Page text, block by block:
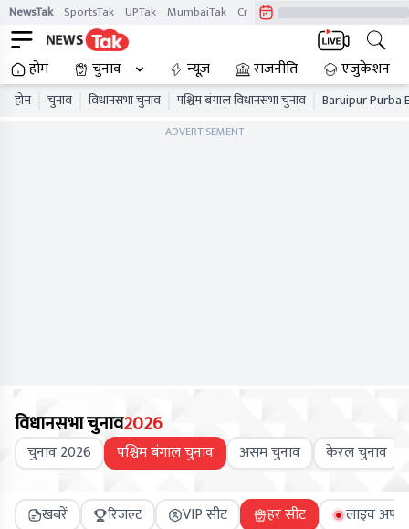
NewsTak SportsTak UPTak MumbaiTak CrimeTak
होम चुनाव न्यूज़ राजनीति एजुकेशन
होम चुनाव विधानसभा चुनाव पश्चिम बंगाल विधानसभा चुनाव Baruipur Purba
ADVERTISEMENT
विधानसभा चुनाव2026
चुनाव 2026 पश्चिम बंगाल चुनाव असम चुनाव केरल चुनाव
खबरें रिजल्ट VIP सीट हर सीट लाइव